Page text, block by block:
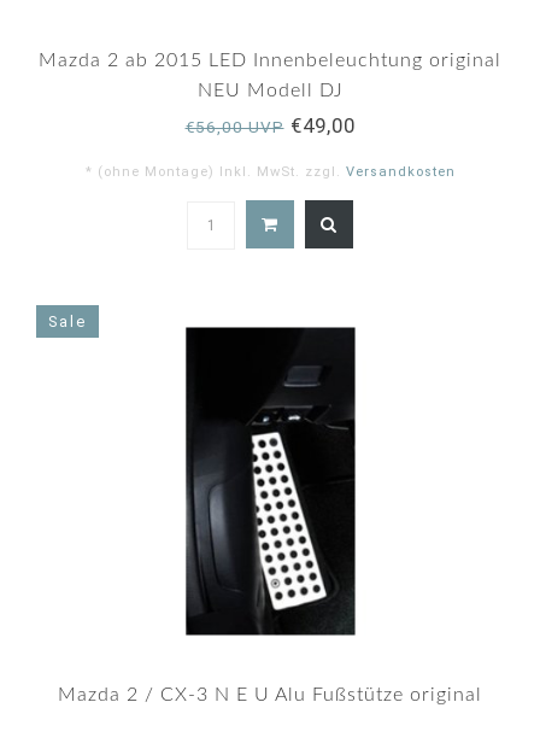
Mazda 2 ab 2015 LED Innenbeleuchtung original
NEU Modell DJ
€56,00 UVP€49,00
* (ohne Montage) Inkl. MwSt. zzgl. Versandkosten
Sale
Mazda 2 / CX-3 N E U Alu Fußstütze original